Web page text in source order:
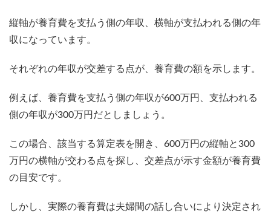
縦軸が養育費を支払う側の年収、横軸が支払われる側の年
収になっています。
それぞれの年収が交差する点が、養育費の額を示します。
例えば、養育費を支払う側の年収が600万円、支払われる
側の年収が300万円だとしましょう。
この場合、該当する算定表を開き、600万円の縦軸と300
万円の横軸が交わる点を探し、交差点が示す金額が養育費
の目安です。
しかし、実際の養育費は夫婦間の話し合いにより決定され